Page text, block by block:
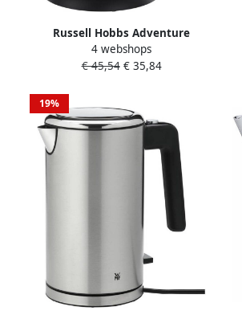
Russell Hobbs Adventure
Brushed 23912-70 1 7L
Waterkoker RVS
4 webshops
€ 45,54€ 35,84
19%